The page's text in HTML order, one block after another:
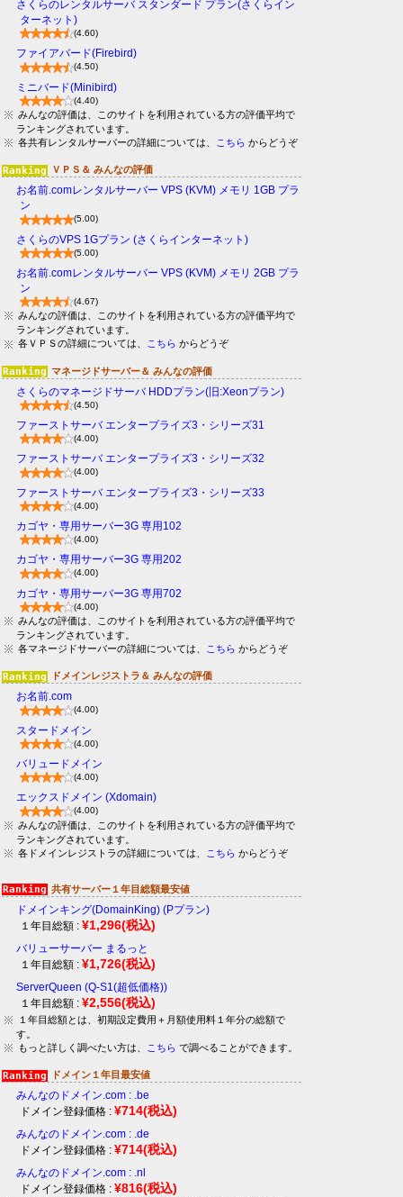
さくらのレンタルサーバ スタンダード プラン(さくらイン
ターネット)
(4.60)
ファイアバード(Firebird)
(4.50)
ミニバード(Minibird)
(4.40)
みんなの評価は、このサイトを利用されている方の評価平均で
ランキングされています。
各共有レンタルサーバーの詳細については、
こちら からどうぞ
ＶＰＳ＆ みんなの評価
お名前.comレンタルサーバー VPS (KVM) メモリ 1GB プラ
ン
(5.00)
さくらのVPS 1Gプラン (さくらインターネット)
(5.00)
お名前.comレンタルサーバー VPS (KVM) メモリ 2GB プラ
ン
(4.67)
みんなの評価は、このサイトを利用されている方の評価平均で
ランキングされています。
各ＶＰＳの詳細については、 こちら からどうぞ
マネージドサーバー＆ みんなの評価
さくらのマネージドサーバ HDDプラン(旧:Xeonプラン)
(4.50)
ファーストサーバ エンタープライズ3・シリーズ31
(4.00)
ファーストサーバ エンタープライズ3・シリーズ32
(4.00)
ファーストサーバ エンタープライズ3・シリーズ33
(4.00)
カゴヤ・専用サーバー3G 専用102
(4.00)
カゴヤ・専用サーバー3G 専用202
(4.00)
カゴヤ・専用サーバー3G 専用702
(4.00)
みんなの評価は、このサイトを利用されている方の評価平均で
ランキングされています。
各マネージドサーバーの詳細については、
こちら からどうぞ
ドメインレジストラ＆ みんなの評価
お名前.com
(4.00)
スタードメイン
(4.00)
バリュードメイン
(4.00)
エックスドメイン (Xdomain)
(4.00)
みんなの評価は、このサイトを利用されている方の評価平均で
ランキングされています。
各ドメインレジストラの詳細については、
こちら からどうぞ
共有サーバー１年目総額最安値
ドメインキング(DomainKing) (Pプラン)
１年目総額 : ¥1,296(税込)
バリューサーバー まるっと
１年目総額 : ¥1,726(税込)
ServerQueen (Q-S1(超低価格))
１年目総額 : ¥2,556(税込)
１年目総額とは、初期設定費用＋月額使用料１年分の総額で
す。
もっと詳しく調べたい方は、
こちら で調べることができます。
ドメイン１年目最安値
みんなのドメイン.com : .be
ドメイン登録価格 : ¥714(税込)
みんなのドメイン.com : .de
ドメイン登録価格 : ¥714(税込)
みんなのドメイン.com : .nl
ドメイン登録価格 : ¥816(税込)